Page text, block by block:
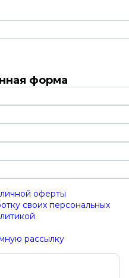
форма
оферты
своих персональных
рассылку